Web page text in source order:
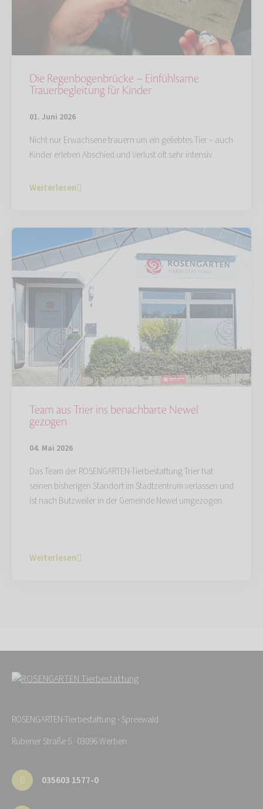
Die Regenbogenbrücke – Einfühlsame
Trauerbegleitung für Kinder
01. Juni 2026
Nicht nur Erwachsene trauern um ein geliebtes Tier – auch
Kinder erleben Abschied und Verlust oft sehr intensiv.
Weiterlesen
Team aus Trier ins benachbarte Newel
gezogen
04. Mai 2026
Das Team der ROSENGARTEN-Tierbestattung Trier hat
seinen bisherigen Standort im Stadtzentrum verlassen und
ist nach Butzweiler in der Gemeinde Newel umgezogen.
Weiterlesen
ROSENGARTEN-Tierbestattung - Spreewald
Rubener Straße 5 · 03096 Werben
035603 1577-0